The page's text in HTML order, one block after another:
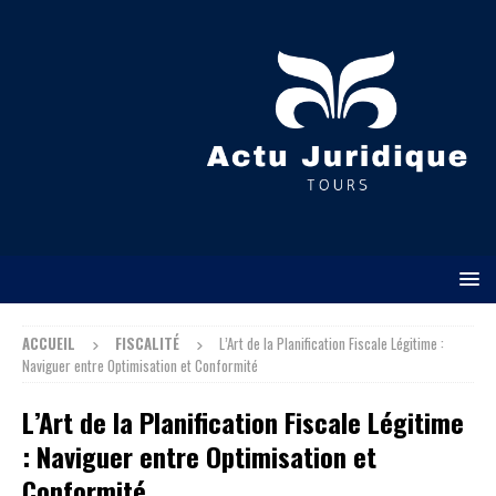
ACCUEIL FISCALITÉ
L’Art de la Planification Fiscale Légitime :
Naviguer entre Optimisation et Conformité
L’Art de la Planification Fiscale Légitime
: Naviguer entre Optimisation et